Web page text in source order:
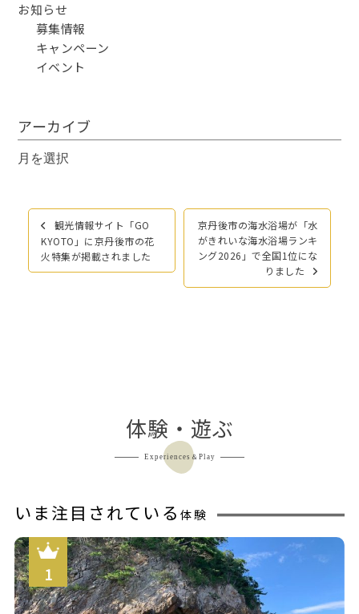
お知らせ
募集情報
キャンペーン
イベント
アーカイブ
ア
イ投
ビ
観光情報サイト「GO
KYOTO」に京丹後市の花
火特集が掲載されました
京丹後市の海水浴場が「水
がきれいな海水浴場ランキ
ング2026」で全国1位にな
りました
体験・遊ぶ
Experiences＆Play
いま注目されている 体験